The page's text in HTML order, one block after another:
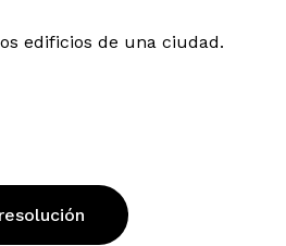
edificios de una ciudad.